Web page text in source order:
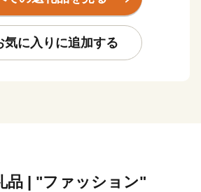
ています。そして、これからも「子
ていきます。
気に入りに追加する
品 | "ファッション"